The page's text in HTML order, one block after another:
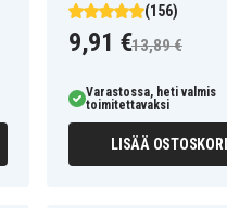
(156)
9,91 €13,89 €
Varastossa, heti valmis
toimitettavaksi
LISÄÄ